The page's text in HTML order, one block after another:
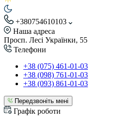
+380754610103
Наша адреса
Просп. Лесі Українки, 55
Телефони
+38 (075) 461-01-03
+38 (098) 761-01-03
+38 (093) 861-01-03
Передзвоніть мені
Графік роботи